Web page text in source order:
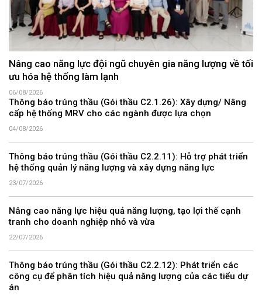
Nâng cao năng lực đội ngũ chuyên gia năng lượng về tối
ưu hóa hệ thống làm lạnh
06/08/2026
Thông báo trúng thầu (Gói thầu C2.1.26): Xây dựng/ Nâng
cấp hệ thống MRV cho các ngành được lựa chọn
04/08/2026
Thông báo trúng thầu (Gói thầu C2.2.11): Hỗ trợ phát triển
hệ thống quản lý năng lượng và xây dựng năng lực
23/07/2026
Nâng cao năng lực hiệu quả năng lượng, tạo lợi thế cạnh
tranh cho doanh nghiệp nhỏ và vừa
22/07/2026
Thông báo trúng thầu (Gói thầu C2.2.12): Phát triển các
công cụ để phân tích hiệu quả năng lượng của các tiểu dự
án